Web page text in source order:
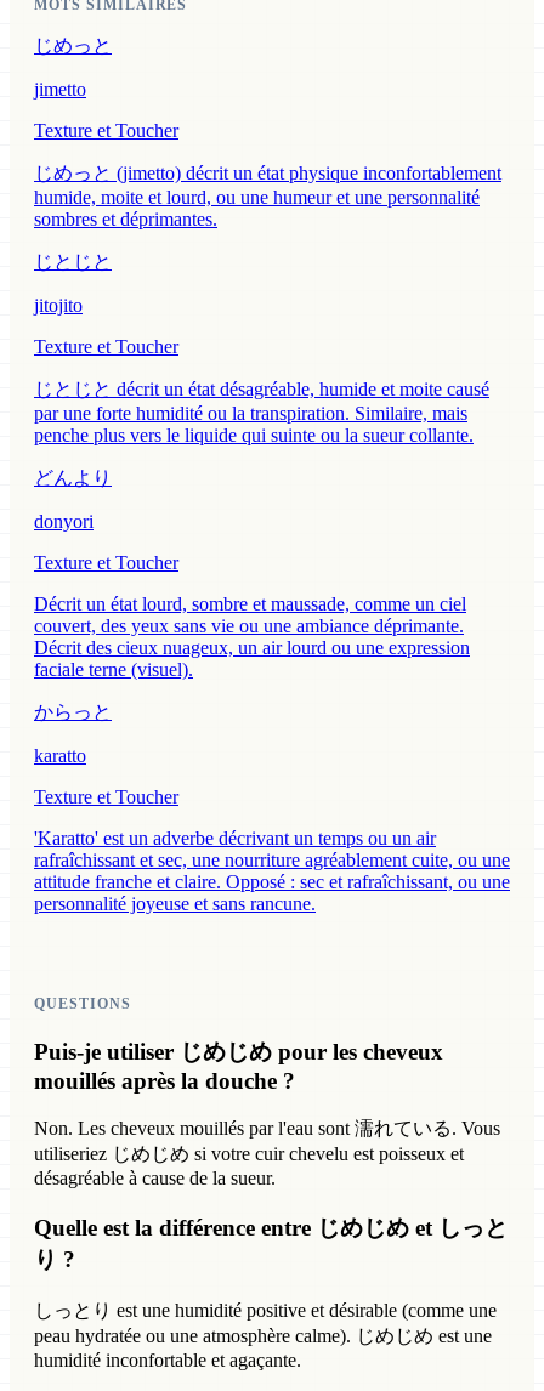
MOTS SIMILAIRES
じめっと
jimetto
Texture et Toucher
じめっと (jimetto) décrit un état physique inconfortablement
humide, moite et lourd, ou une humeur et une personnalité
sombres et déprimantes.
じとじと
jitojito
Texture et Toucher
じとじと décrit un état désagréable, humide et moite causé
par une forte humidité ou la transpiration. Similaire, mais
penche plus vers le liquide qui suinte ou la sueur collante.
どんより
donyori
Texture et Toucher
Décrit un état lourd, sombre et maussade, comme un ciel
couvert, des yeux sans vie ou une ambiance déprimante.
Décrit des cieux nuageux, un air lourd ou une expression
faciale terne (visuel).
からっと
karatto
Texture et Toucher
'Karatto' est un adverbe décrivant un temps ou un air
rafraîchissant et sec, une nourriture agréablement cuite, ou une
attitude franche et claire. Opposé : sec et rafraîchissant, ou une
personnalité joyeuse et sans rancune.
QUESTIONS
Puis-je utiliser じめじめ pour les cheveux
mouillés après la douche ?
Non. Les cheveux mouillés par l'eau sont 濡れている. Vous
utiliseriez じめじめ si votre cuir chevelu est poisseux et
désagréable à cause de la sueur.
Quelle est la différence entre じめじめ et しっと
り ?
しっとり est une humidité positive et désirable (comme une
peau hydratée ou une atmosphère calme). じめじめ est une
humidité inconfortable et agaçante.